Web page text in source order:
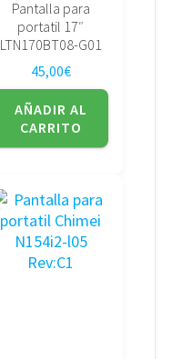
Pantalla para
portatil 17″
LTN170BT08-G01
45,00€
AÑADIR AL
CARRITO